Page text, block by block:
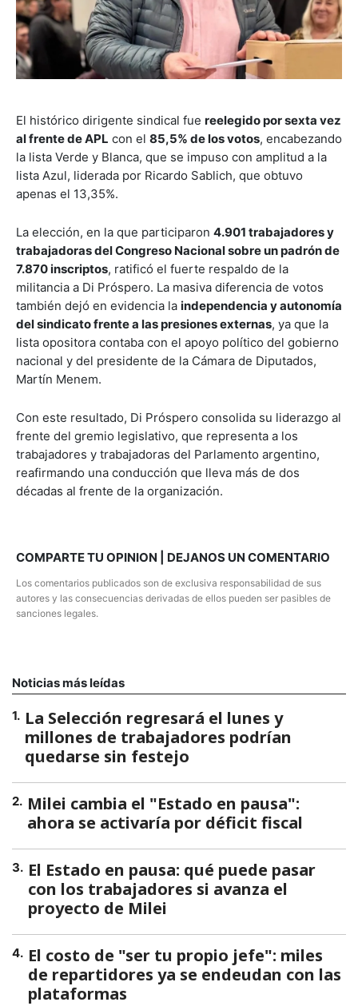
El histórico dirigente sindical fue reelegido por sexta vez
al frente de APL con el 85,5% de los votos, encabezando
la lista Verde y Blanca, que se impuso con amplitud a la
lista Azul, liderada por Ricardo Sablich, que obtuvo
apenas el 13,35%.
La elección, en la que participaron 4.901 trabajadores y
trabajadoras del Congreso Nacional sobre un padrón de
7.870 inscriptos, ratificó el fuerte respaldo de la
militancia a Di Próspero. La masiva diferencia de votos
también dejó en evidencia la independencia y autonomía
del sindicato frente a las presiones externas, ya que la
lista opositora contaba con el apoyo político del gobierno
nacional y del presidente de la Cámara de Diputados,
Martín Menem.
Con este resultado, Di Próspero consolida su liderazgo al
frente del gremio legislativo, que representa a los
trabajadores y trabajadoras del Parlamento argentino,
reafirmando una conducción que lleva más de dos
décadas al frente de la organización.
COMPARTE TU OPINION | DEJANOS UN COMENTARIO
Los comentarios publicados son de exclusiva responsabilidad de sus
autores y las consecuencias derivadas de ellos pueden ser pasibles de
sanciones legales.
Noticias más leídas
1. La Selección regresará el lunes y
millones de trabajadores podrían
quedarse sin festejo
2. Milei cambia el "Estado en pausa":
ahora se activaría por déficit fiscal
3. El Estado en pausa: qué puede pasar
con los trabajadores si avanza el
proyecto de Milei
4. El costo de "ser tu propio jefe": miles
de repartidores ya se endeudan con las
plataformas